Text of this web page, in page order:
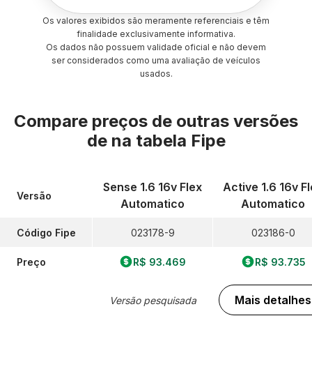
Os valores exibidos são meramente referenciais e têm
finalidade exclusivamente informativa.
Os dados não possuem validade oficial e não devem
ser considerados como uma avaliação de veículos
usados.
Compare preços de outras versões
de na tabela Fipe
Versão
Código Fipe
Preço
Sense 1.6 16v Flex
Automatico
023178-9
R$ 93.469
Versão pesquisada
Active 1.6 16v
Automatico
023186-0
R$ 93.735
Mais detalhes